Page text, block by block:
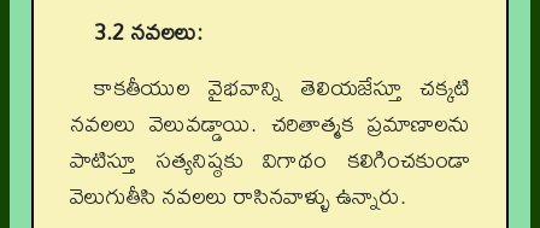
3.2 నవలలు:
కాకతీయుల వైభవాన్ని తెలియజేస్తూ చక్కటి
నవలలు వెలువడ్డాయి. చరితాత్మక ప్రమాణాలను
పాటిస్తూ సత్యనిష్ఠకు విగాథం కలిగించకుండా
వెలుగుతీసి నవలలు రాసినవాళ్ళు ఉన్నారు.